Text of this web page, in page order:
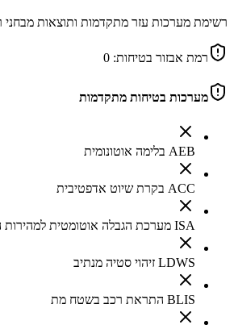
רשימת מערכות עזר מתקדמות ותוצאות מבחני
רמת אבזור בטיחות: 0
מערכות בטיחות מתקדמות
AEB בלימה אוטונומית
ACC בקרת שיוט אדפטיבית
ISA מערכת הגבלה אוטומטית למהירות הרכב
LDWS זיהוי סטיה מנתיב
BLIS התראת רכב בשטח מת